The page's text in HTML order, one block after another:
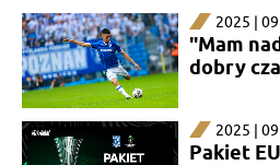
2025 |
"Mam
dobry
2025 |
Pakiet